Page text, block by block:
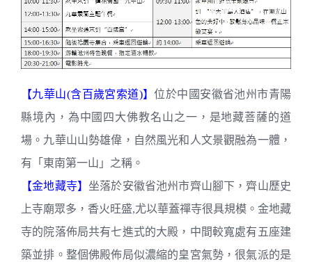
【九華山(含百歲宮索道)】位於中國安徽省池州市青陽
縣境內，為中國四大佛教名山之一，是地藏菩薩的道
場。九華山山勢雄偉，自然風光和人文景觀融為一體，
有「東南第一山」之稱。
【金地藏寺】 坐落於安徽省池州市齊山腳下，齊山歷史
上寺廟眾多，香火旺盛,尤以華蓋禪寺很具規模。金地藏
寺的院落佈局共有七進式的大殿，中間較寬處有五座建
築並排。整個佛殿佈局似濃縮的皇宮氣勢，很氣派的是